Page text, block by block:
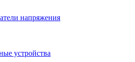
напряжения
устройства